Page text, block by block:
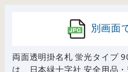
別画面
両面透明掛名札 蛍光タイプ
は、日本緑十字社 安全用品